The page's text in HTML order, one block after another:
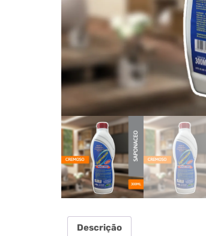
Descrição